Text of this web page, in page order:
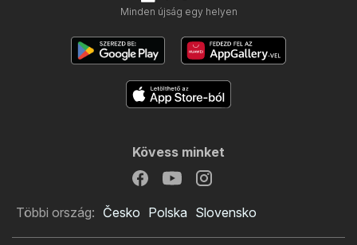
Minden újság egy helyen
Kövess minket
Többi ország: Česko Polska Slovensko